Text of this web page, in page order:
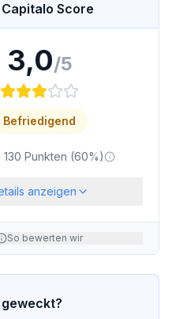
Capitalo Score
3,0/5
Befriedigend
130 Punkten (60%)
anzeigen
So bewerten wir